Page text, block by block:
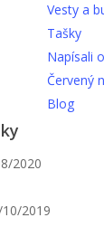
Vesty a
Tašky
Napísali
Červený
Blog
2020
2019